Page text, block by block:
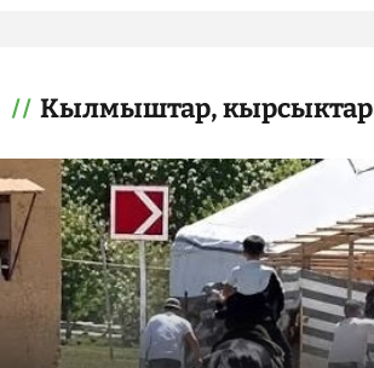
Кылмыштар, кырсыктар